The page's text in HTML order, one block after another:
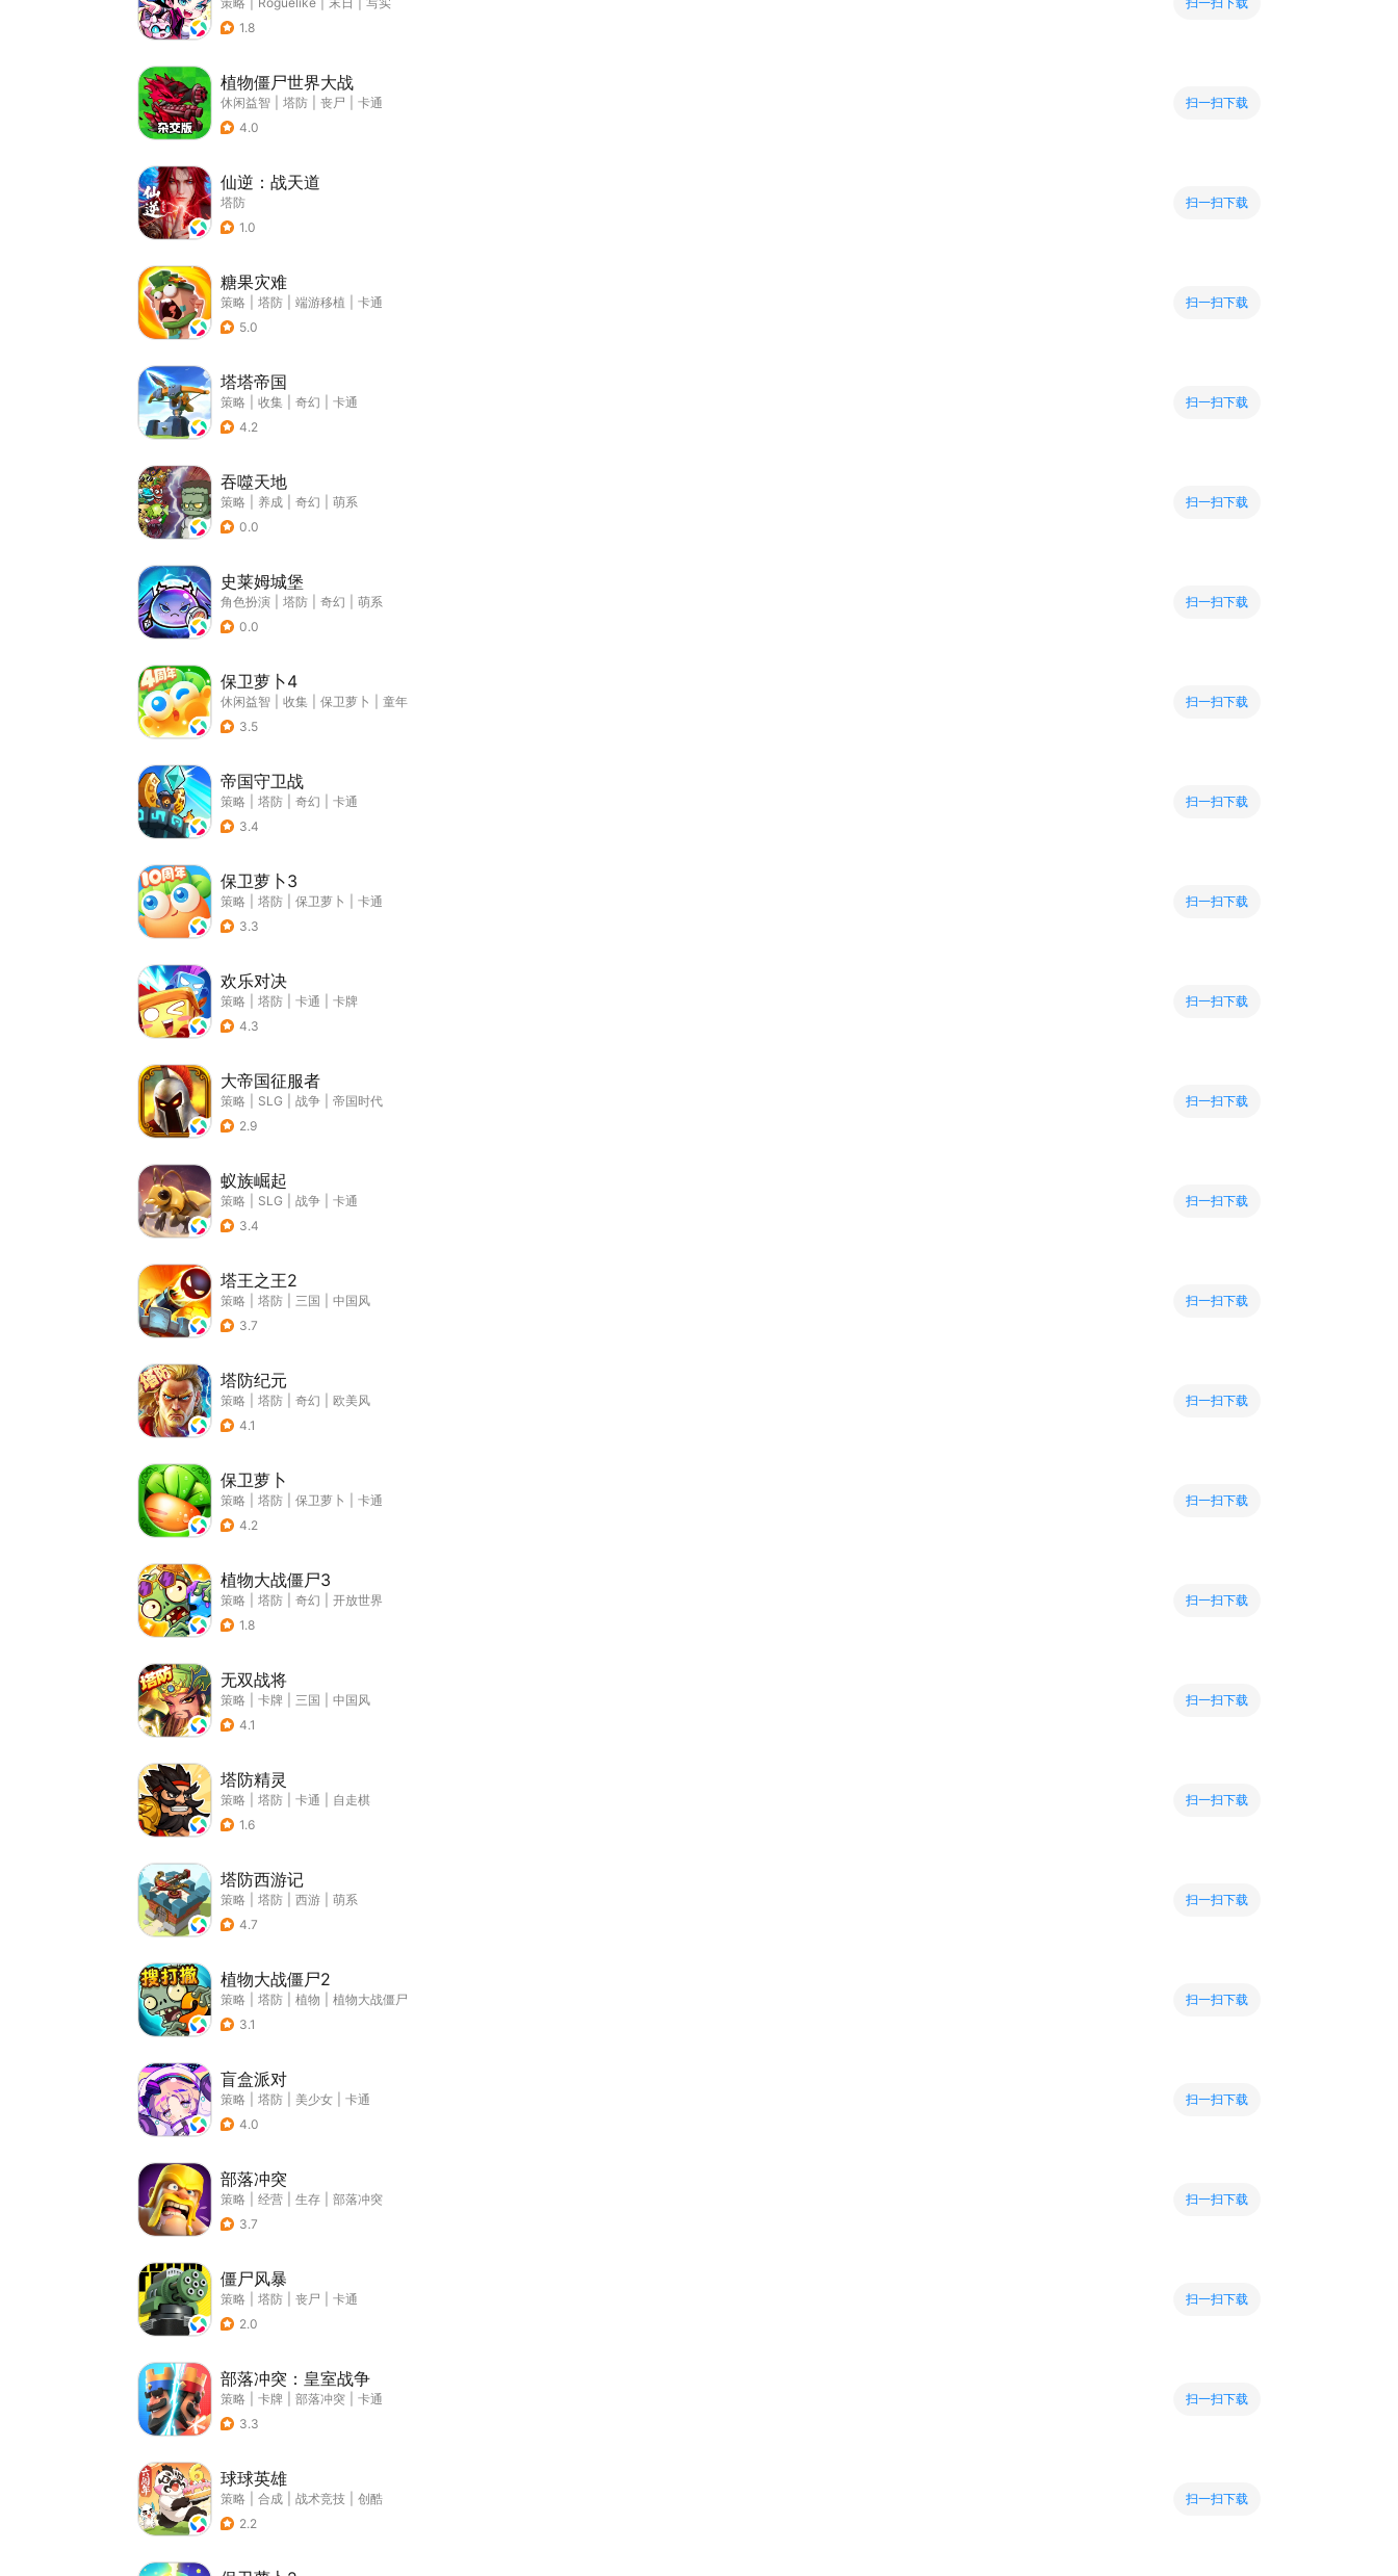
1.8
植物僵尸世界大战
休闲益智 塔防 丧尸
卡通
4.0
扫一扫下载
仙逆：战天道
塔防
1.0
扫一扫下载
糖果灾难
策略 塔防 端游移植
卡通
5.0
扫一扫下载
塔塔帝国
策略 收集 奇幻
卡通
4.2
扫一扫下载
吞噬天地
策略 养成 奇幻
萌系
0.0
扫一扫下载
史莱姆城堡
角色扮演 塔防 奇幻
萌系
0.0
扫一扫下载
保卫萝卜4
休闲益智 收集 保卫萝卜
童年
3.5
扫一扫下载
帝国守卫战
策略 塔防 奇幻
卡通
3.4
扫一扫下载
保卫萝卜3
策略 塔防 保卫萝卜
卡通
3.3
扫一扫下载
欢乐对决
策略 塔防 卡通
卡牌
4.3
扫一扫下载
大帝国征服者
策略 SLG 战争
帝国时代
2.9
扫一扫下载
蚁族崛起
策略 SLG 战争
卡通
3.4
扫一扫下载
塔王之王2
策略 塔防 三国
中国风
3.7
扫一扫下载
塔防纪元
策略 塔防 奇幻
欧美风
4.1
扫一扫下载
保卫萝卜
策略 塔防 保卫萝卜
卡通
4.2
扫一扫下载
植物大战僵尸3
策略 塔防 奇幻
开放世界
1.8
扫一扫下载
无双战将
策略 卡牌 三国
中国风
4.1
扫一扫下载
塔防精灵
策略 塔防 卡通
自走棋
1.6
扫一扫下载
塔防西游记
策略 塔防 西游
萌系
4.7
扫一扫下载
植物大战僵尸2
策略 塔防 植物
植物大战僵尸
3.1
扫一扫下载
盲盒派对
策略 塔防 美少女
卡通
4.0
扫一扫下载
部落冲突
策略 经营 生存
部落冲突
3.7
扫一扫下载
僵尸风暴
策略 塔防 丧尸
卡通
2.0
扫一扫下载
部落冲突：皇室战争
策略 卡牌 部落冲突
卡通
3.3
扫一扫下载
球球英雄
策略 合成 战术竞技
创酷
2.2
扫一扫下载